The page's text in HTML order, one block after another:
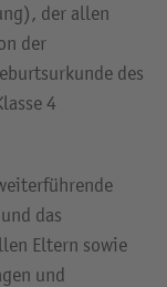
der allen
der
des
4
das
Eltern sowie
und